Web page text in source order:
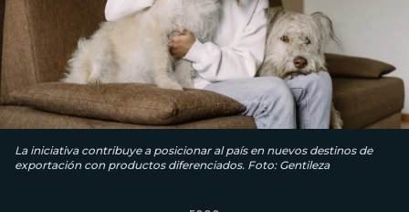
La iniciativa contribuye a posicionar al país en nuevos destinos de
exportación con productos diferenciados. Foto: Gentileza